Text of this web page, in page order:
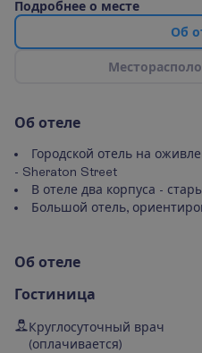
Подробнее о месте
Об о
Месторасполо
Об отеле
Городской отель на
- Sheraton Street
В отеле два корпуса -
Большой отель,
Об отеле
Гостиница
Круглосуточный врач
(оплачивается)